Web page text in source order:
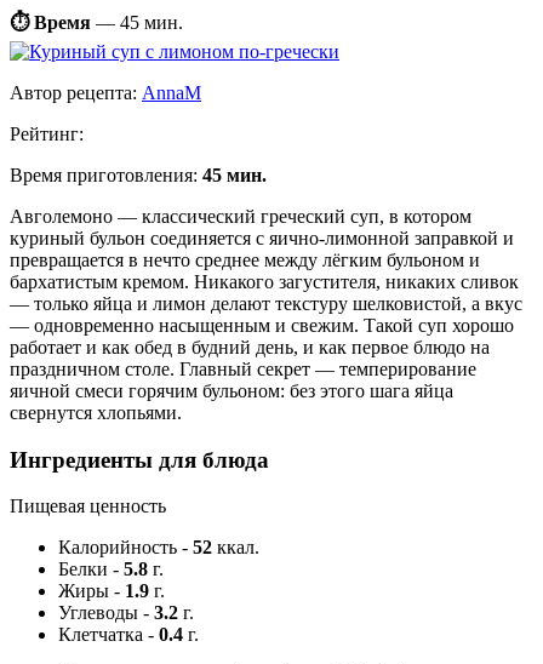
⏱ Время — 45 мин.
Автор рецепта: AnnaM
Рейтинг:
Время приготовления: 45 мин.
Авголемоно — классический греческий суп, в котором
куриный бульон соединяется с яично-лимонной заправкой и
превращается в нечто среднее между лёгким бульоном и
бархатистым кремом. Никакого загустителя, никаких сливок
— только яйца и лимон делают текстуру шелковистой, а вкус
— одновременно насыщенным и свежим. Такой суп хорошо
работает и как обед в будний день, и как первое блюдо на
праздничном столе. Главный секрет — темперирование
яичной смеси горячим бульоном: без этого шага яйца
свернутся хлопьями.
Ингредиенты для блюда
Пищевая ценность
Калорийность - 52 ккал.
Белки - 5.8 г.
Жиры - 1.9 г.
Углеводы - 3.2 г.
Клетчатка - 0.4 г.